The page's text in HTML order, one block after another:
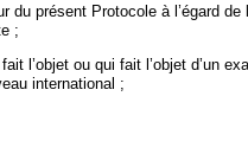
du présent Protocole à l’égard de
;
l’objet ou qui fait l’objet d’un
international ;